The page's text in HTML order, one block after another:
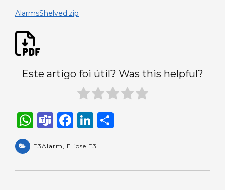
AlarmsShelved.zip
Este artigo foi útil? Was this helpful?
W
a
ts
T
a
m
F
c
e
Li
k
e e
E3Alarm, Elipse E3